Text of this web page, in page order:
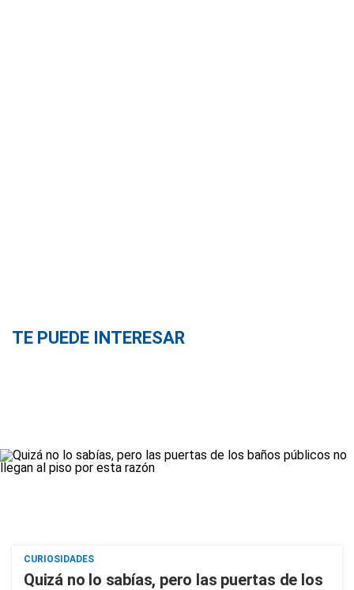
TE PUEDE INTERESAR
CURIOSIDADES
Quizá no lo sabías, pero las puertas de los